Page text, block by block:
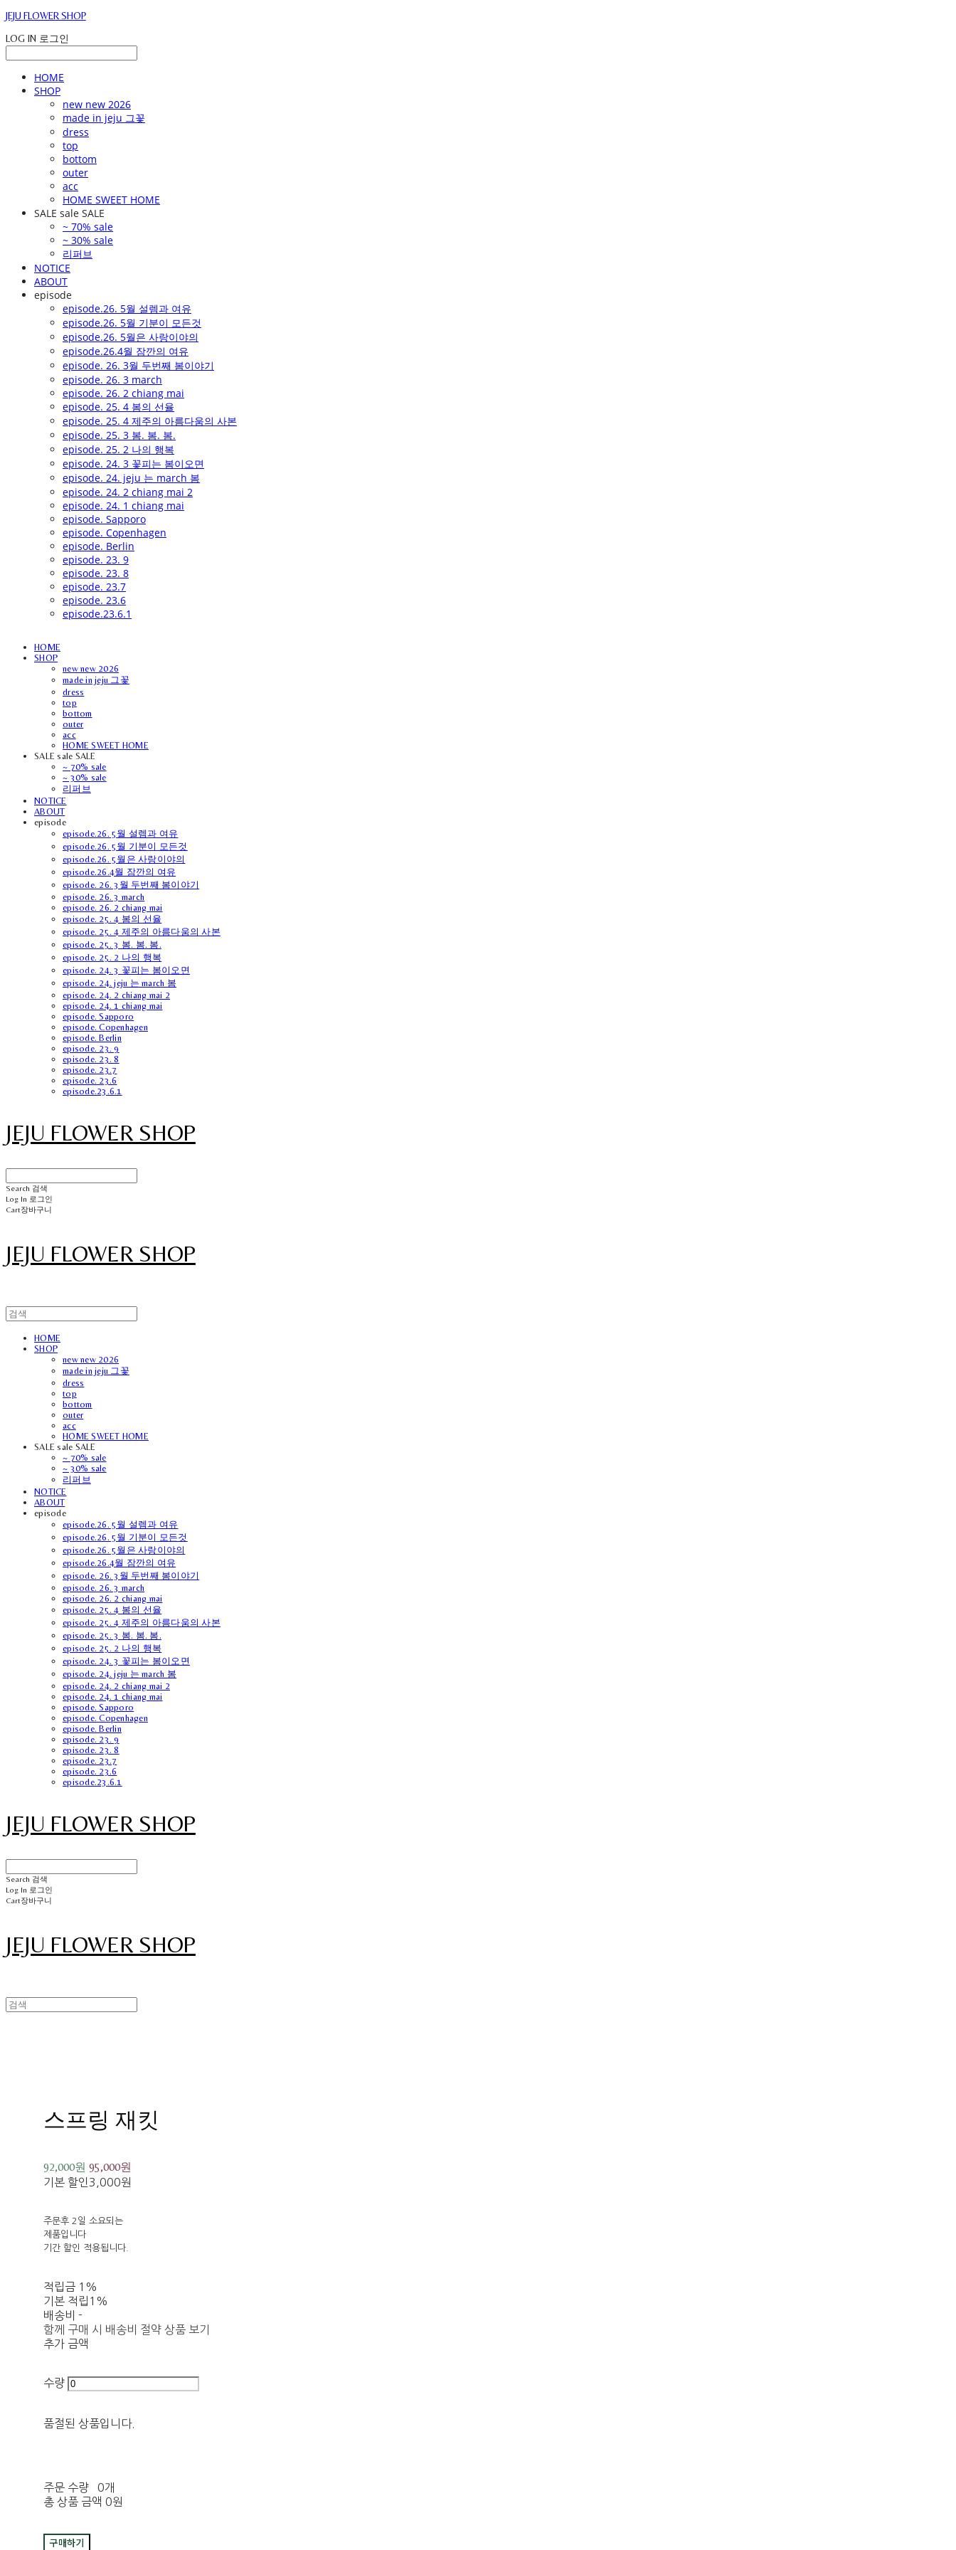
JEJU FLOWER SHOP
LOG IN 로그인
HOME
SHOP
new new 2026
made in jeju 그꽃
dress
top
bottom
outer
acc
HOME SWEET HOME
SALE sale SALE
~ 70% sale
~ 30% sale
리퍼브
NOTICE
ABOUT
episode
episode.26. 5월 설렘과 여유
episode.26. 5월 기분이 모든것
episode.26. 5월은 사랑이야의
episode.26.4월 잠깐의 여유
episode. 26. 3월 두번째 봄이야기
episode. 26. 3 march
episode. 26. 2 chiang mai
episode. 25. 4 봄의 선율
episode. 25. 4 제주의 아름다움의 사본
episode. 25. 3 봄. 봄. 봄.
episode. 25. 2 나의 행복
episode. 24. 3 꽃피는 봄이오면
episode. 24. jeju 는 march 봄
episode. 24. 2 chiang mai 2
episode. 24. 1 chiang mai
episode. Sapporo
episode. Copenhagen
episode. Berlin
episode. 23. 9
episode. 23. 8
episode. 23.7
episode. 23.6
episode.23.6.1
HOME
SHOP
new new 2026
made in jeju 그꽃
dress
top
bottom
outer
acc
HOME SWEET HOME
SALE sale SALE
~ 70% sale
~ 30% sale
리퍼브
NOTICE
ABOUT
episode
episode.26. 5월 설렘과 여유
episode.26. 5월 기분이 모든것
episode.26. 5월은 사랑이야의
episode.26.4월 잠깐의 여유
episode. 26. 3월 두번째 봄이야기
episode. 26. 3 march
episode. 26. 2 chiang mai
episode. 25. 4 봄의 선율
episode. 25. 4 제주의 아름다움의 사본
episode. 25. 3 봄. 봄. 봄.
episode. 25. 2 나의 행복
episode. 24. 3 꽃피는 봄이오면
episode. 24. jeju 는 march 봄
episode. 24. 2 chiang mai 2
episode. 24. 1 chiang mai
episode. Sapporo
episode. Copenhagen
episode. Berlin
episode. 23. 9
episode. 23. 8
episode. 23.7
episode. 23.6
episode.23.6.1
JEJU FLOWER SHOP
Search 검색
Log In 로그인
Cart장바구니
JEJU FLOWER SHOP
HOME
SHOP
new new 2026
made in jeju 그꽃
dress
top
bottom
outer
acc
HOME SWEET HOME
SALE sale SALE
~ 70% sale
~ 30% sale
리퍼브
NOTICE
ABOUT
episode
episode.26. 5월 설렘과 여유
episode.26. 5월 기분이 모든것
episode.26. 5월은 사랑이야의
episode.26.4월 잠깐의 여유
episode. 26. 3월 두번째 봄이야기
episode. 26. 3 march
episode. 26. 2 chiang mai
episode. 25. 4 봄의 선율
episode. 25. 4 제주의 아름다움의 사본
episode. 25. 3 봄. 봄. 봄.
episode. 25. 2 나의 행복
episode. 24. 3 꽃피는 봄이오면
episode. 24. jeju 는 march 봄
episode. 24. 2 chiang mai 2
episode. 24. 1 chiang mai
episode. Sapporo
episode. Copenhagen
episode. Berlin
episode. 23. 9
episode. 23. 8
episode. 23.7
episode. 23.6
episode.23.6.1
JEJU FLOWER SHOP
Search 검색
Log In 로그인
Cart장바구니
JEJU FLOWER SHOP
스프링 재킷
92,000원95,000원
기본 할인 3,000원
주문후 2일 소요되는
제품입니다
기간 할인 적용됩니다.
적립금 1%
기본 적립 1%
배송비 -
함께 구매 시 배송비 절약 상품 보기
추가 금액
수량
품절된 상품입니다.
주문 수량
0개
총 상품 금액 0원
구매하기